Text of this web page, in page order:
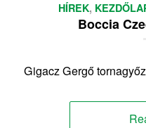
HÍREK,
Boccia
Gigacz Gergő